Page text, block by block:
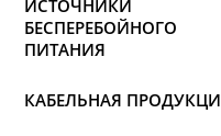
ИСТОЧНИКИ
БЕСПЕРЕБОЙНОГО
ПИТАНИЯ
КАБЕЛЬНАЯ